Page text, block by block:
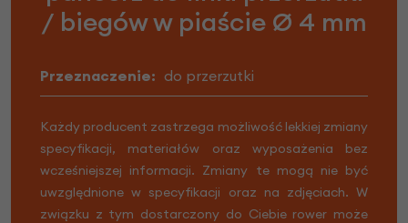
/ biegów w piaście Ø 4 mm
Przeznaczenie: do przerzutki
Każdy producent zastrzega możliwość lekkiej zmiany
specyfikacji, materiałów oraz wyposażenia bez
wcześniejszej informacji. Zmiany te mogą nie być
uwzględnione w specyfikacji oraz na zdjęciach. W
związku z tym dostarczony do Ciebie rower może